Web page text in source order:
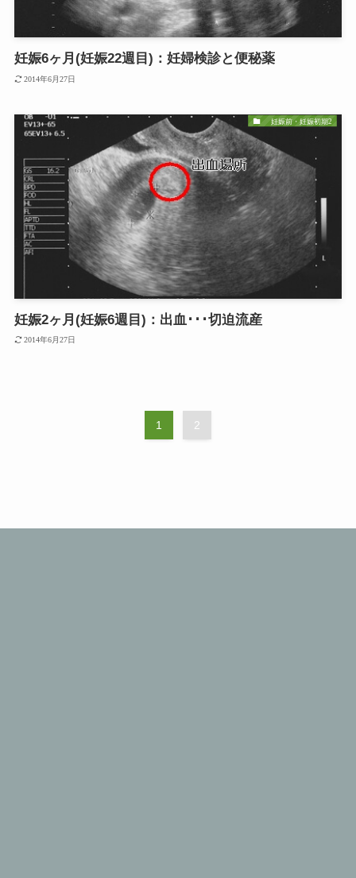
妊娠6ヶ月(妊娠22週目)：妊婦検診と便秘薬
2014年6月27日
妊娠前・妊娠初期2
妊娠2ヶ月(妊娠6週目)：出血･･･切迫流産
2014年6月27日
1 2